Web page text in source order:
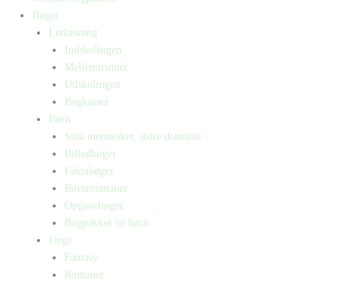
Bøger
Letlæsning
Indskolingen
Mellemtrinnet
Udskolingen
Bogkasser
Børn
Små mennesker, store drømme
Billedbøger
Faktabøger
Børneromaner
Opgavebøger
Bogpakker til børn
Unge
Fantasy
Romaner